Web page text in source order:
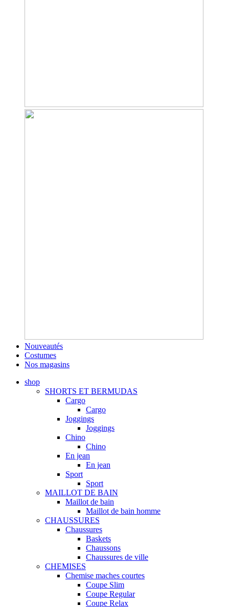
Nouveautés
Costumes
Nos magasins
shop
SHORTS ET BERMUDAS
Cargo
Cargo
Joggings
Joggings
Chino
Chino
En jean
En jean
Sport
Sport
MAILLOT DE BAIN
Maillot de bain
Maillot de bain homme
CHAUSSURES
Chaussures
Baskets
Chaussons
Chaussures de ville
CHEMISES
Chemise maches courtes
Coupe Slim
Coupe Regular
Coupe Relax